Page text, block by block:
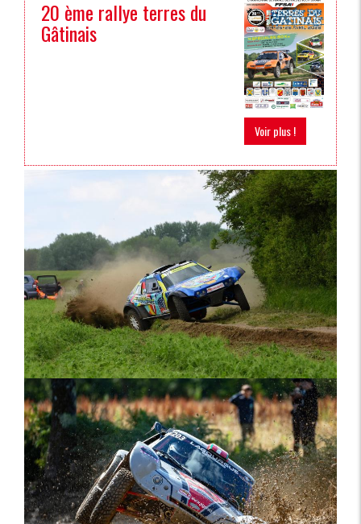
20 ème rallye terres du
Gâtinais
Voir plus !